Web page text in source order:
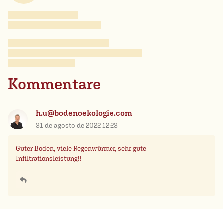
Kommentare
h.u@bodenoekologie.com
31 de agosto de 2022 12:23
Guter Boden, viele Regenwürmer, sehr gute
Infiltrationsleistung!!